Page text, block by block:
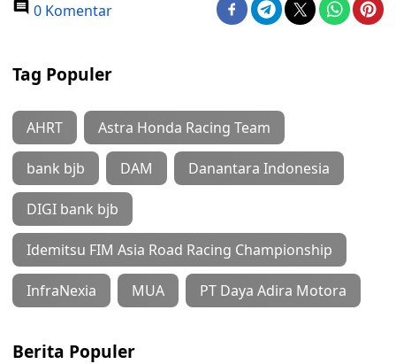
0 Komentar
Tag Populer
AHRT Astra Honda Racing Team
bank bjb DAM Danantara Indonesia
DIGI bank bjb
Idemitsu FIM Asia Road Racing Championship
InfraNexia MUA PT Daya Adira Motora
Berita Populer